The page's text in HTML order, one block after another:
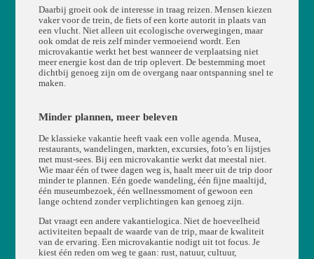
Daarbij groeit ook de interesse in traag reizen. Mensen kiezen
vaker voor de trein, de fiets of een korte autorit in plaats van
een vlucht. Niet alleen uit ecologische overwegingen, maar
ook omdat de reis zelf minder vermoeiend wordt. Een
microvakantie werkt het best wanneer de verplaatsing niet
meer energie kost dan de trip oplevert. De bestemming moet
dichtbij genoeg zijn om de overgang naar ontspanning snel te
maken.
Minder plannen, meer beleven
De klassieke vakantie heeft vaak een volle agenda. Musea,
restaurants, wandelingen, markten, excursies, foto’s en lijstjes
met must-sees. Bij een microvakantie werkt dat meestal niet.
Wie maar één of twee dagen weg is, haalt meer uit de trip door
minder te plannen. Eén goede wandeling, één fijne maaltijd,
één museumbezoek, één wellnessmoment of gewoon een
lange ochtend zonder verplichtingen kan genoeg zijn.
Dat vraagt een andere vakantielogica. Niet de hoeveelheid
activiteiten bepaalt de waarde van de trip, maar de kwaliteit
van de ervaring. Een microvakantie nodigt uit tot focus. Je
kiest één reden om weg te gaan: rust, natuur, cultuur,